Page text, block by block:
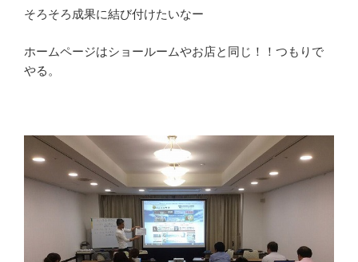
そろそろ成果に結び付けたいなー
ホームページはショールームやお店と同じ！！つもりで
やる。